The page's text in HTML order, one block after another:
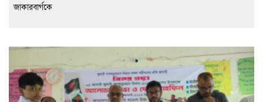
জাকারবার্গকে